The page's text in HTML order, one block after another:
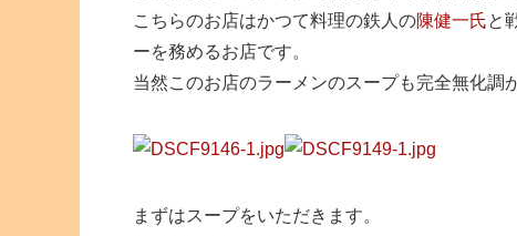
こちらのお店はかつて料理の鉄人の陳健一氏と
ーを務めるお店です。
当然このお店のラーメンのスープも完全無化調
まずはスープをいただきます。